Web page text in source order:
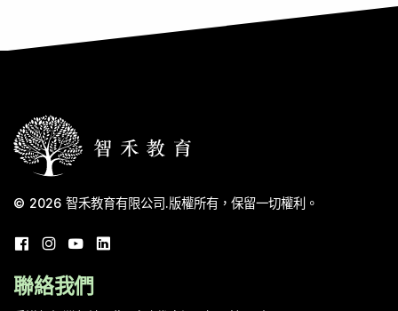
© 2026 智禾教育有限公司.版權所有，保留一切權利。
聯絡我們